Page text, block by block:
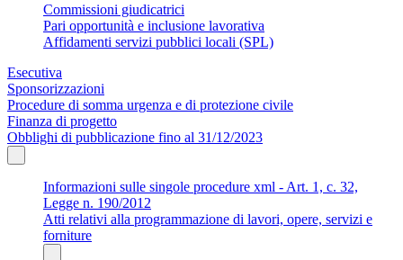
Commissioni giudicatrici
Pari opportunità e inclusione lavorativa
Affidamenti servizi pubblici locali (SPL)
Esecutiva
Sponsorizzazioni
Procedure di somma urgenza e di protezione civile
Finanza di progetto
Obblighi di pubblicazione fino al 31/12/2023
Informazioni sulle singole procedure xml - Art. 1, c. 32,
Legge n. 190/2012
Atti relativi alla programmazione di lavori, opere, servizi e
forniture